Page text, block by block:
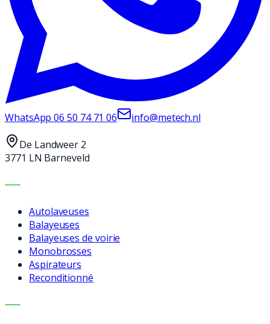
WhatsApp06 50 74 71 06 info@metech.nl
De Landweer 2
3771 LN Barneveld
MACHINES
Autolaveuses
Balayeuses
Balayeuses de voirie
Monobrosses
Aspirateurs
Reconditionné
SERVICES